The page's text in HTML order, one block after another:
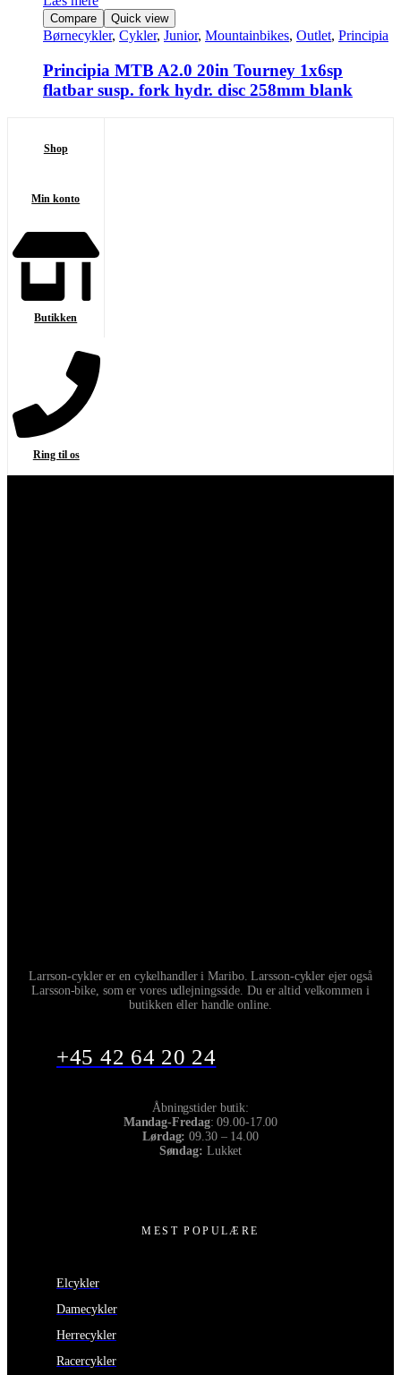
Compare Quick view
Børnecykler, Cykler, Junior, Mountainbikes, Outlet, Principia
Principia MTB A2.0 20in Tourney 1x6sp
flatbar susp. fork hydr. disc 258mm blank
Shop
Min konto
Butikken
Ring til os
Larrson-cykler er en cykelhandler i Maribo. Larsson-cykler ejer også
Larsson-bike, som er vores udlejningsside. Du er altid velkommen i
butikken eller handle online.
+45 42 64 20 24
Åbningstider butik:
Mandag-Fredag: 09.00-17.00
Lørdag:09.30 – 14.00
Søndag: Lukket
MEST POPULÆRE
Elcykler
Damecykler
Herrecykler
Racercykler